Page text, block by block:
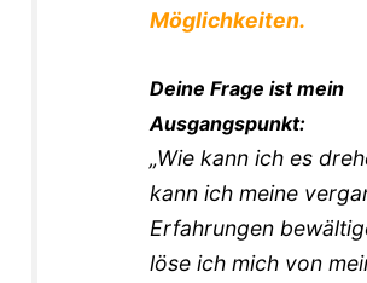
Möglichkeiten.
Deine Frage ist mein
Ausgangspunkt:
„Wie kann ich es
kann ich meine
Erfahrungen
löse ich mich von